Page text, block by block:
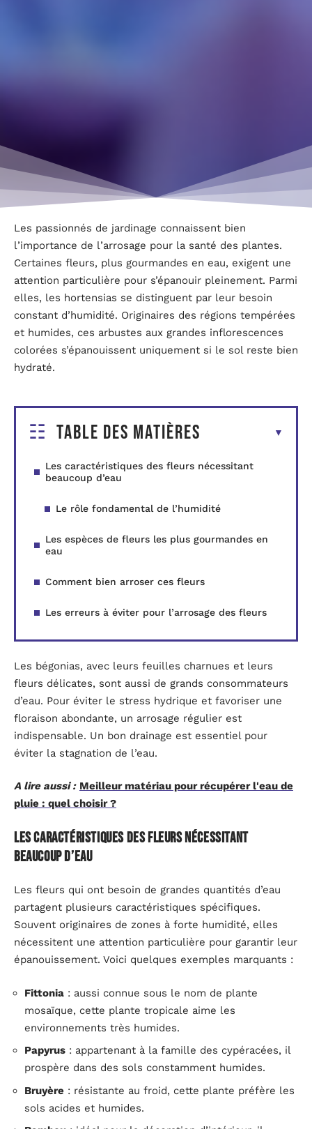
Les passionnés de jardinage connaissent bien
l’importance de l’arrosage pour la santé des plantes.
Certaines fleurs, plus gourmandes en eau, exigent une
attention particulière pour s’épanouir pleinement. Parmi
elles, les hortensias se distinguent par leur besoin
constant d’humidité. Originaires des régions tempérées
et humides, ces arbustes aux grandes inflorescences
colorées s’épanouissent uniquement si le sol reste bien
hydraté.
Table des matières
Les caractéristiques des fleurs nécessitant
beaucoup d’eau
Le rôle fondamental de l’humidité
Les espèces de fleurs les plus gourmandes en
eau
Comment bien arroser ces fleurs
Les erreurs à éviter pour l’arrosage des fleurs
Les bégonias, avec leurs feuilles charnues et leurs
fleurs délicates, sont aussi de grands consommateurs
d’eau. Pour éviter le stress hydrique et favoriser une
floraison abondante, un arrosage régulier est
indispensable. Un bon drainage est essentiel pour
éviter la stagnation de l’eau.
A lire aussi : Meilleur matériau pour récupérer l'eau de
pluie : quel choisir ?
Les caractéristiques des fleurs nécessitant
beaucoup d’eau
Les fleurs qui ont besoin de grandes quantités d’eau
partagent plusieurs caractéristiques spécifiques.
Souvent originaires de zones à forte humidité, elles
nécessitent une attention particulière pour garantir leur
épanouissement. Voici quelques exemples marquants :
Fittonia : aussi connue sous le nom de plante
mosaïque, cette plante tropicale aime les
environnements très humides.
Papyrus : appartenant à la famille des cypéracées, il
prospère dans des sols constamment humides.
Bruyère : résistante au froid, cette plante préfère les
sols acides et humides.